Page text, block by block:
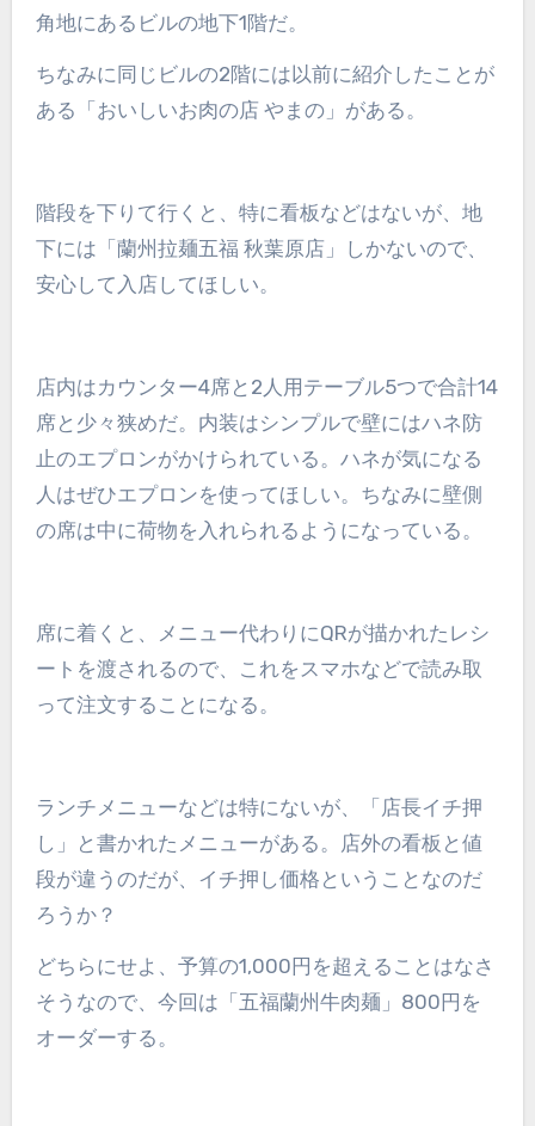
角地にあるビルの地下1階だ。
ちなみに同じビルの2階には以前に紹介したことが
ある「おいしいお肉の店 やまの」がある。
階段を下りて行くと、特に看板などはないが、地
下には「蘭州拉麺五福 秋葉原店」しかないので、
安心して入店してほしい。
店内はカウンター4席と2人用テーブル5つで合計14
席と少々狭めだ。内装はシンプルで壁にはハネ防
止のエプロンがかけられている。ハネが気になる
人はぜひエプロンを使ってほしい。ちなみに壁側
の席は中に荷物を入れられるようになっている。
席に着くと、メニュー代わりにQRが描かれたレシ
ートを渡されるので、これをスマホなどで読み取
って注文することになる。
ランチメニューなどは特にないが、「店長イチ押
し」と書かれたメニューがある。店外の看板と値
段が違うのだが、イチ押し価格ということなのだ
ろうか？
どちらにせよ、予算の1,000円を超えることはなさ
そうなので、今回は「五福蘭州牛肉麺」800円を
オーダーする。